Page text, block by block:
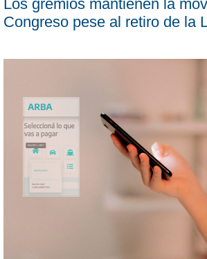
Los gremios mantienen la
Congreso pese al retiro de la